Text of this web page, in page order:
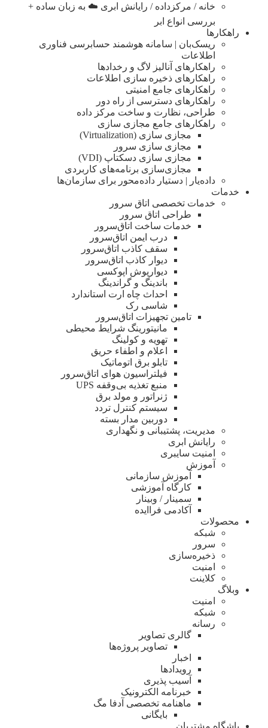
خانه / مرکزداده / رایانش ابری ☁️ به زبان ساده +
بررسی انواع ابر
راهکارها
ریسک‌بان | سامانه هوشمند حسابرسی فناوری
اطلاعات
راهکارهای آنالیز لاگ و رخدادها
راهکارهای ذخیره سازی اطلاعات
راهکارهای جامع امنیتی
راهکارهای دسترسی از راه دور
طراحی، نظارت و ساخت مرکز داده
راهکارهای جامع مجازی سازی
مجازی سازی (Virtualization)
مجازی‌ سازی سرور
مجازی‌ سازی دسکتاپ (VDI)
مجازی‌سازی برنامه‌های کاربردی
داده‌یار | دستیار داده‌محور برای سازمان‌ها
خدمات
خدمات تخصصی اتاق سرور
طراحی اتاق‌ سرور
خدمات ساخت اتاق‌سرور
درب ایمن اتاق‌سرور
سقف کاذب اتاق‌سرور
دیوار کاذب اتاق‌سرور
دیوار‌پوش اپوکسی
باندینگ و گراندینگ
احداث چاه ارت استاندارد
شاسی رک
تامین تجهیزات اتاق‌سرور
مانیتورینگ شرایط محیطی
تهویه و کولینگ
اعلام و اطفاء حریق
تابلو برق اتوماتیک
فیلتراسیون هوای اتاق‌سرور
منبع تغذیه بی‌وقفه ‌UPS
ژنراتور و مولد برق
سیستم کنترل تردد
دوربین مدار بسته
مدیریت، پشتیبانی و نگهداری
رایانش ابری
امنیت سایبری
آموزش
آموزش سازمانی
کارگاه آموزشی
سمینار / وبینار
آکادمی فراایده
محصولات
شبکه
سرور
ذخیره‌سازی
امنیت
کلاینت
وبلاگ
امنیت
شبکه
رسانه
گالری تصاویر
تصاویر پروژه‌ها
اخبار
رویدادها
آسیب پذیری
خبرنامه الکترونیک
ماهنامه تخصصی آدفا مگ
بایگانی
باشگاه مشتریان